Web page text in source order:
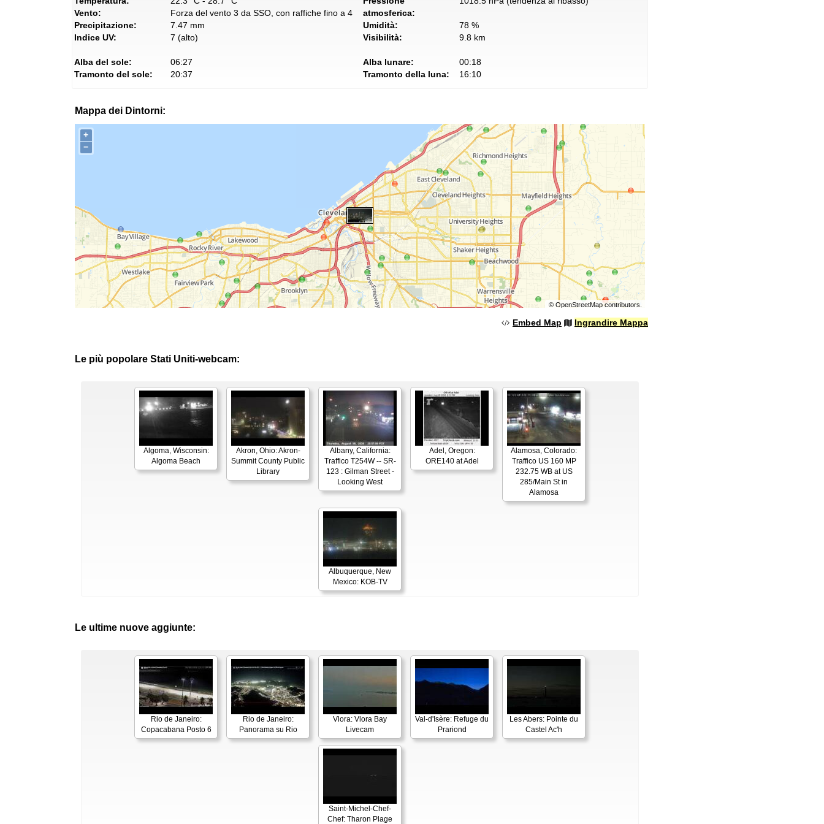
Vento:
Forza del vento 3 da SSO, con raffiche fino a 4
Precipitazione:
7.47 mm
Indice UV:
7 (alto)
atmosferica:
Umidità:
78 %
Visibilità:
9.8 km
Alba del sole:
06:27
Tramonto del sole:
20:37
Alba lunare:
00:18
Tramonto della luna:
16:10
Mappa dei Dintorni:
+
−
© OpenStreetMapcontributors.
Embed Map Ingrandire Mappa
Le più popolare Stati Uniti-webcam:
Algoma, Wisconsin:
Algoma Beach
Akron, Ohio: Akron-
Summit County Public
Library
Albany, California:
Traffico T254W -- SR-
123 : Gilman Street -
Looking West
Adel, Oregon:
ORE140 at Adel
Alamosa, Colorado:
Traffico US 160 MP
232.75 WB at US
285/Main St in
Alamosa
Albuquerque, New
Mexico: KOB-TV
Le ultime nuove aggiunte:
Rio de Janeiro:
Copacabana Posto 6
Rio de Janeiro:
Panorama su Rio
Vlora: Vlora Bay
Livecam
Val-d'Isère: Refuge du
Prariond
Les Abers: Pointe du
Castel Ac'h
Saint-Michel-Chef-
Chef: Tharon Plage